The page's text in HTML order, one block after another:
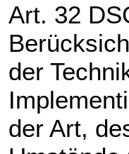
Art. 32
der
der Art,